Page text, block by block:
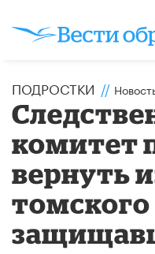
ПОДРОСТКИ //
комитет
вернуть
томского